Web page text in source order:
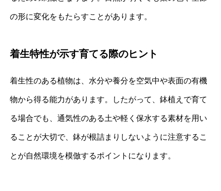
の形に変化をもたらすことがあります。
着生特性が示す育てる際のヒント
着生性のある植物は、水分や養分を空気中や表面の有機
物から得る能力があります。したがって、鉢植えで育て
る場合でも、通気性のある土や軽く保水する素材を用い
ることが大切で、鉢が根詰まりしないように注意するこ
とが自然環境を模倣するポイントになります。